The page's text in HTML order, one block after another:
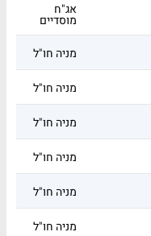
אג"ח
מוסדיים
מניה חו"ל
מניה חו"ל
מניה חו"ל
מניה חו"ל
מניה חו"ל
מניה חו"ל